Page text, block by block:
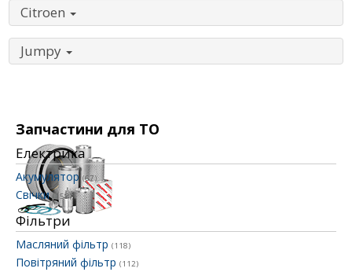
Citroen
Jumpy
Запчастини для ТО
Електрика
Акумулятор (67)
Свічки(158)
Фільтри
Масляний фільтр (118)
Повітряний фільтр (112)